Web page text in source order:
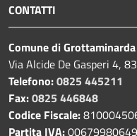
CONTATTI
Comune di Grottaminarda
Via Alcide De Gasperi 4,
Telefono:0825 445211
Fax:0825 446848
Codice Fiscale:
Partita IVA:00679980649